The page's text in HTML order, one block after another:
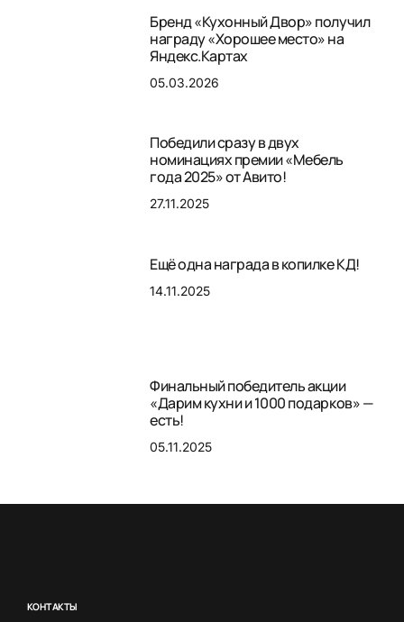
Бренд «Кухонный Двор» получил
награду «Хорошее место» на
Яндекс.Картах
05.03.2026
Победили сразу в двух
номинациях премии «Мебель
года 2025» от Авито!
27.11.2025
Ещё одна награда в копилке КД!
14.11.2025
Финальный победитель акции
«Дарим кухни и 1000 подарков» —
есть!
05.11.2025
КОНТАКТЫ